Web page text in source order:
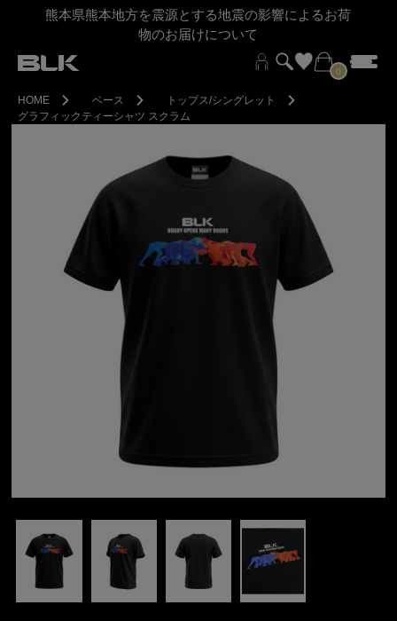
熊本県熊本地方を震源とする地震の影響によるお荷
物のお届けについて
0
HOME ベース
トップス/シングレット
グラフィックティーシャツ スクラム